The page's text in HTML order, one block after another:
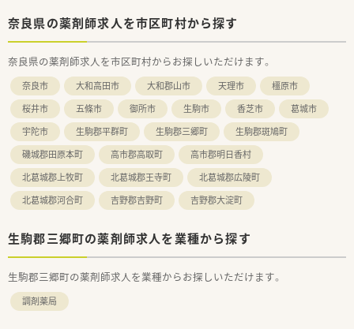
るまでの時間を少しでも
ストレスなく過ごして頂く為、内外装共にオシャレな雰囲気作り
■会社の中には役職が無く、社員からのボトムアップを非常に大
切にされる薬局様です。
■各店舗の従業員のシフト作成など、事務的な作業は本部で一括
しておこないます。
■定期的に勉強会を大阪エリアで開催をされており、任意で参加
することができます。
■定年制を設けておりますが、70歳でも現役で働いている薬剤
師様もいらっしゃり、本人の意欲があればいつまでも活躍できる
チャンスを与えてくれる会社です。
奈良県の薬剤師求人を市区町村から探す
奈良県の薬剤師求人を市区町村からお探しいただけます。
奈良市 大和高田市 大和郡山市 天理市
橿原市
桜井市
五條市 御所市 生駒市 香芝市
葛城市
宇陀市
生駒郡平群町 生駒郡三郷町
生駒郡斑鳩町
磯城郡田原本町
高市郡高取町
高市郡明日香村
北葛城郡上牧町
北葛城郡王寺町
北葛城郡広陵町
北葛城郡河合町
吉野郡吉野町 吉野郡大淀町
生駒郡三郷町の薬剤師求人を業種から探す
生駒郡三郷町の薬剤師求人を業種からお探しいただけます。
調剤薬局